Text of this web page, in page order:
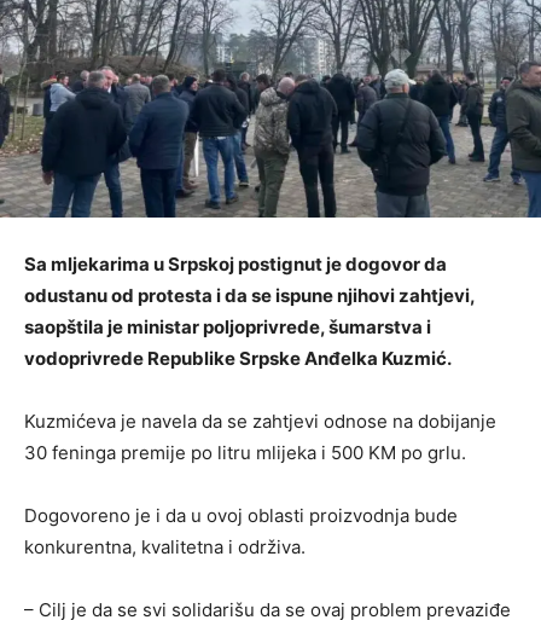
Sa mljekarima u Srpskoj postignut je dogovor da
odustanu od protesta i da se ispune njihovi zahtjevi,
saopštila je ministar poljoprivrede, šumarstva i
vodoprivrede Republike Srpske Anđelka Kuzmić.
Kuzmićeva je navela da se zahtjevi odnose na dobijanje
30 feninga premije po litru mlijeka i 500 KM po grlu.
Dogovoreno je i da u ovoj oblasti proizvodnja bude
konkurentna, kvalitetna i održiva.
– Cilj je da se svi solidarišu da se ovaj problem prevaziđe